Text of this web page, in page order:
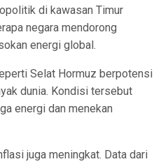
di kawasan Timur
negara mendorong
energi global.
Selat Hormuz berpotensi
dunia. Kondisi tersebut
energi dan menekan
juga meningkat. Data dari